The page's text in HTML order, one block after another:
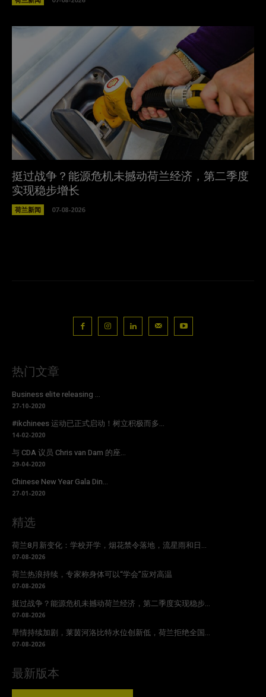
挺过战争？能源危机未撼动荷兰经济，第二季度
实现稳步增长
荷兰新闻 07-08-2026
热门文章
Business elite releasing ...
27-10-2020
#ikchinees 运动已正式启动！树立积极而多...
14-02-2020
与 CDA 议员 Chris van Dam 的座...
29-04-2020
Chinese New Year Gala Din...
27-01-2020
精选
荷兰8月新变化：学校开学，烟花禁令落地，流星雨和日...
07-08-2026
荷兰热浪持续，专家称身体可以“学会”应对高温
07-08-2026
挺过战争？能源危机未撼动荷兰经济，第二季度实现稳步...
07-08-2026
旱情持续加剧，莱茵河洛比特水位创新低，荷兰拒绝全国...
07-08-2026
最新版本